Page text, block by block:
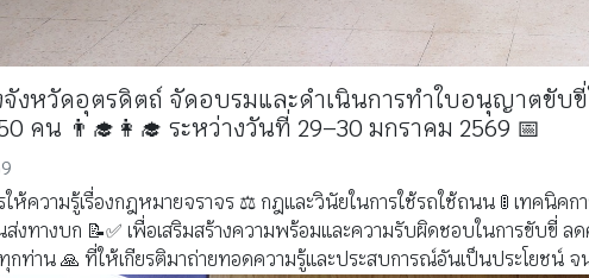
งหวัดอุตรดิตถ์ จัดอบรมและดำเนินการทำใบอนุญาตขั
คน 👨‍🎓👩‍🎓 ระหว่างวันที่ 29–30 มกราคม 2569 📅
ให้ความรู้เรื่องกฎหมายจราจร ⚖️ กฎและวินัยในการใช้รถใช้ถนน 🚦 เทค
ส่งทางบก 📝✅ เพื่อเสริมสร้างความพร้อมและความรับผิดชอบในการขับขี่
ท่าน 🙏 ที่ให้เกียรติมาถ่ายทอดความรู้และประสบการณ์อันเป็นประโยชน์ จ